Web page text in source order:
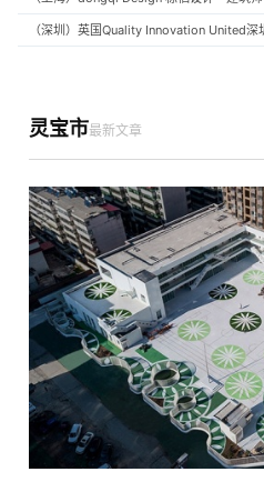
灵宝市最新文章